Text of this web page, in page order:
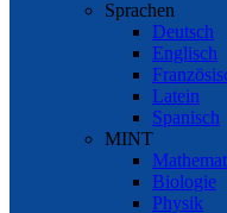
Sprachen
Deutsch
Englisch
Latein
Spanisch
MINT
Biologie
Physik